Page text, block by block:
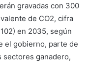
gravadas con 300
de CO2, cifra
en 2035, según
el gobierno, parte de
sectores ganadero,